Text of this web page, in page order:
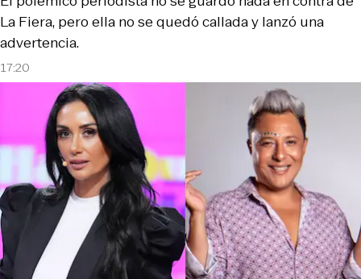
17:20
La Fiera, pero ella no se quedó callada y lanzó una
advertencia.